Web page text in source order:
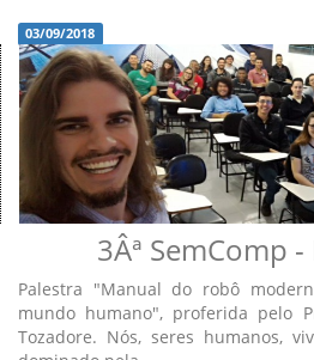
03/09/2018
3Âª SemComp
Palestra "Manual do robô
mundo humano", proferida pelo
Tozadore. Nós, seres humanos,